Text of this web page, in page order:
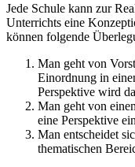
Jede Schule kann zur
Unterrichts eine
können folgende
Man geht von
Einordnung in
Perspektive wird
Man geht von
eine Perspektive
Man entscheidet
thematischen